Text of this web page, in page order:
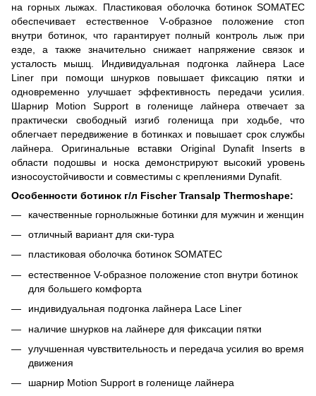
на горных лыжах. Пластиковая оболочка ботинок SOMATEC
обеспечивает естественное V-образное положение стоп
внутри ботинок, что гарантирует полный контроль лыж при
езде, а также значительно снижает напряжение связок и
усталость мышц. Индивидуальная подгонка лайнера Lace
Liner при помощи шнурков повышает фиксацию пятки и
одновременно улучшает эффективность передачи усилия.
Шарнир Motion Support в голенище лайнера отвечает за
практически свободный изгиб голенища при ходьбе, что
облегчает передвижение в ботинках и повышает срок службы
лайнера. Оригинальные вставки Original Dynafit Inserts в
области подошвы и носка демонстрируют высокий уровень
износоустойчивости и совместимы с креплениями Dynafit.
Особенности ботинок г/л Fischer Transalp Thermoshape:
качественные горнолыжные ботинки для мужчин и женщин
отличный вариант для ски-тура
пластиковая оболочка ботинок SOMATEC
естественное V-образное положение стоп внутри ботинок
для большего комфорта
индивидуальная подгонка лайнера Lace Liner
наличие шнурков на лайнере для фиксации пятки
улучшенная чувствительность и передача усилия во время
движения
шарнир Motion Support в голенище лайнера